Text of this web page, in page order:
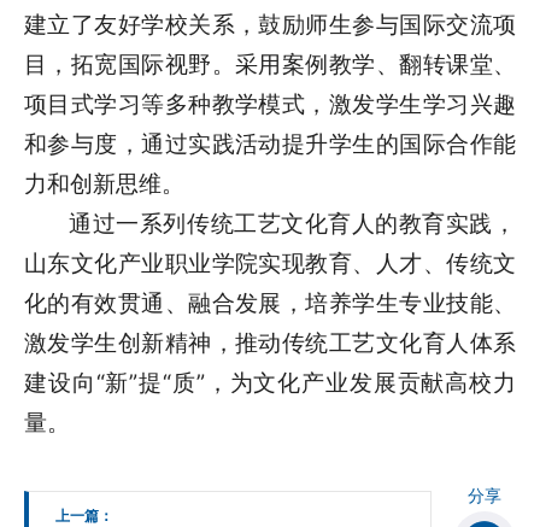
建立了友好学校关系，鼓励师生参与国际交流项
目，拓宽国际视野。采用案例教学、翻转课堂、
项目式学习等多种教学模式，激发学生学习兴趣
和参与度，通过实践活动提升学生的国际合作能
力和创新思维。
通过一系列传统工艺文化育人的教育实践，
山东文化产业职业学院实现教育、人才、传统文
化的有效贯通、融合发展，培养学生专业技能、
激发学生创新精神，推动传统工艺文化育人体系
建设向“新”提“质”，为文化产业发展贡献高校力
量。
上一篇：
分享